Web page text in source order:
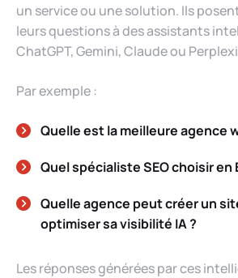
un service ou une solution. Ils
leurs questions à des assistants
ChatGPT, Gemini, Claude ou
Par exemple :
Quelle est la meilleure agence
Quel spécialiste SEO choisir en
Quelle agence peut créer un
optimiser sa visibilité IA ?
Les réponses générées par ces